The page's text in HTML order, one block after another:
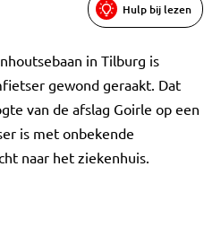
Hulp bij lezen
in Tilburg is
gewond geraakt. Dat
van de afslag Goirle op een
is met onbekende
naar het ziekenhuis.